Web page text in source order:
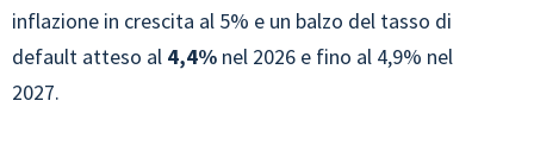
inflazione in crescita al 5% e un balzo del tasso di
default atteso al 4,4% nel 2026 e fino al 4,9% nel
2027.